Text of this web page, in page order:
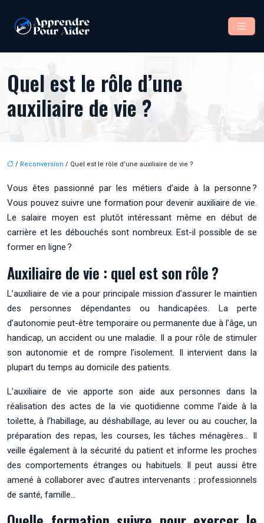
Quel est le rôle d’une
auxiliaire de vie ?
/ Reconversion / Quel est le rôle d’une auxiliaire de vie ?
Vous êtes passionné par les métiers d’aide à la personne ?
Vous pouvez suivre une formation pour devenir auxiliaire de vie.
Le salaire moyen est plutôt intéressant même en début de
carrière et les débouchés sont nombreux. Est-il possible de se
former en ligne ?
Auxiliaire de vie : quel est son rôle ?
L’auxiliaire de vie a pour principale mission d’assurer le maintien
des personnes dépendantes ou handicapées. La perte
d’autonomie peut-être temporaire ou permanente due à l’âge, un
handicap, un accident ou une maladie. Il a pour rôle de stimuler
son autonomie et de rompre l’isolement. Il intervient dans la
plupart du temps au domicile des patients.
L’auxiliaire de vie apporte son aide aux personnes dans la
réalisation des actes de la vie quotidienne comme l’aide à la
toilette, à l’habillage, au déshabillage, au lever ou au coucher, la
préparation des repas, les courses, les tâches ménagères… Il
veille également à la sécurité du patient et informe les proches
des comportements étranges ou habituels. Il peut aussi être
amené à collaborer avec d’autres intervenants : professionnels
de santé, famille…